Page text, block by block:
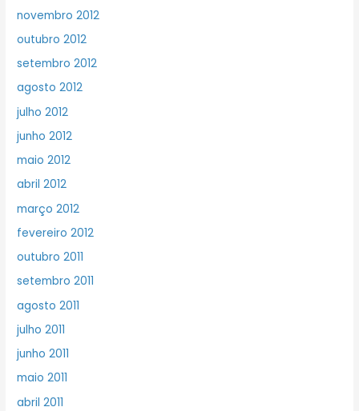
novembro 2012
outubro 2012
setembro 2012
agosto 2012
julho 2012
junho 2012
maio 2012
abril 2012
março 2012
fevereiro 2012
outubro 2011
setembro 2011
agosto 2011
julho 2011
junho 2011
maio 2011
abril 2011